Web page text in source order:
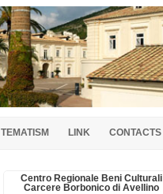
TEMATISM LINK CONTACTS
Centro Regionale Beni Culturali
Carcere Borbonico di Avellino